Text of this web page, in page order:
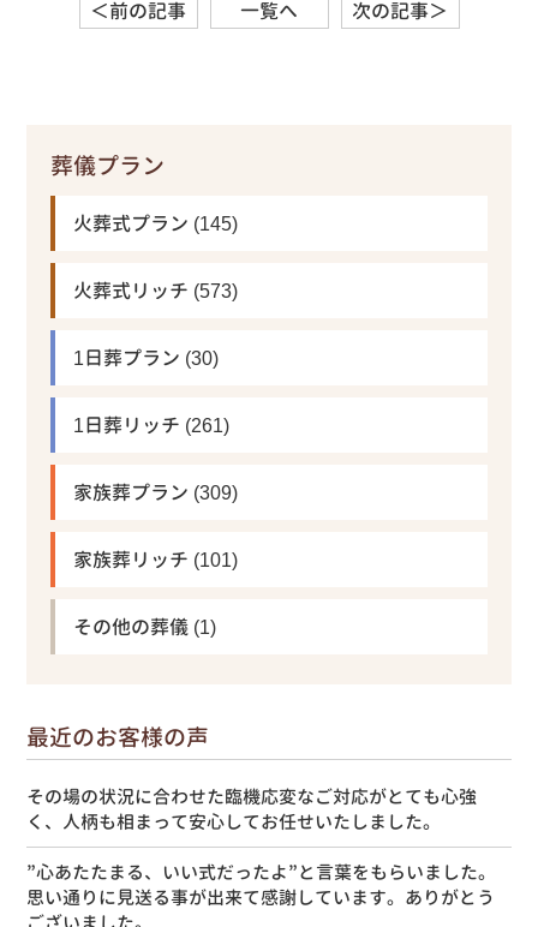
＜前の記事 一覧へ 次の記事＞
葬儀プラン
火葬式プラン (145)
火葬式リッチ (573)
1日葬プラン (30)
1日葬リッチ (261)
家族葬プラン (309)
家族葬リッチ (101)
その他の葬儀 (1)
最近のお客様の声
その場の状況に合わせた臨機応変なご対応がとても心強
く、人柄も相まって安心してお任せいたしました。
”心あたたまる、いい式だったよ”と言葉をもらいました。
思い通りに見送る事が出来て感謝しています。ありがとう